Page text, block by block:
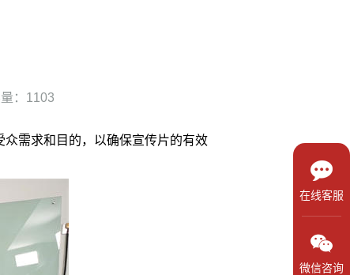
：1103
需求和目的，以确保宣传片的有效
在线客服
微信咨询